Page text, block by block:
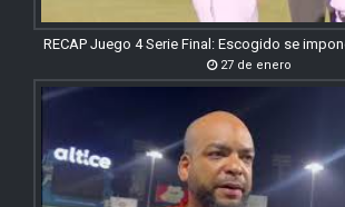
RECAP Juego 4 Serie Final: Escogido se
27 de enero